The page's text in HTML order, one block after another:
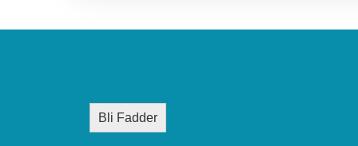
Bli Fadder